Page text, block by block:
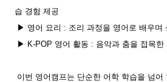
습 경험 제공
▶ 영어 요리 : 조리 과정을 영어로 배우며
▶ K-POP 영어 활동 : 음악과 춤을 접목한
이번 영어캠프는 단순한 어학 학습을 넘어